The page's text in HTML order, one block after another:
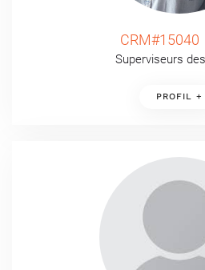
CRM#15040
Superviseurs
PROFIL +